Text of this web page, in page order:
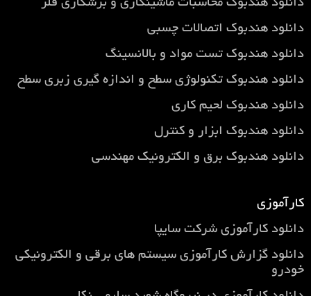
دانلود هندبوک محاسبات ماشینکاری و برشکاری فلز
دانلود هندبوک اتصالات چسبی
دانلود هندبوک تست مواد و بالانسینگ
دانلود هندبوک تکنولوژی سطح و اندازه گیری زبری سطح
دانلود هندبوک لحیم کاری
دانلود هندبوک ابزار و کنترل
دانلود هندبوک برق و الکترونیک مهندسی
کارآموزی
دانلود کارآموزی شرکت سایپا
دانلود گزارش کارآموزی سيستم های برقی و الكترونيكی
خودرو